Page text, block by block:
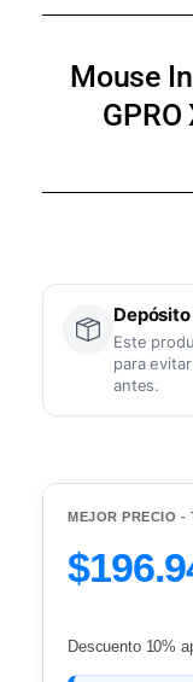
Mouse
Este
para
antes.
MEJOR PRECIO -
Descuento 10%